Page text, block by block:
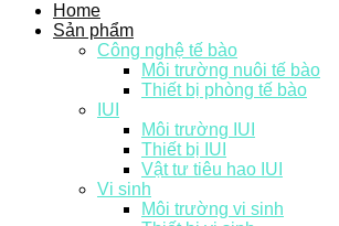
Home
Sản phẩm
Công nghệ tế bào
Môi trường nuôi tế bào
Thiết bị phòng tế bào
IUI
Môi trường IUI
Thiết bị IUI
Vật tư tiêu hao IUI
Vi sinh
Môi trường vi sinh